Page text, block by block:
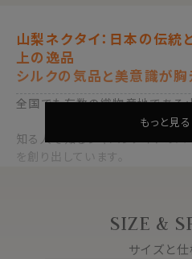
山梨ネクタイ：日本の伝統
上の逸品
シルクの気品と美意識が胸
全国でも有数の織物産地である
知る人ぞ知るジャパンメイドのハ
を創り出しています。
●歴史とデザイン
200年の織物資料をもとに、時代
もっと見る
SIZE &
サイズと